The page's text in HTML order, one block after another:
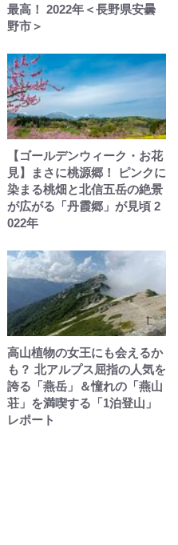
最高！ 2022年＜長野県安曇
野市＞
【ゴールデンウィーク・お花
見】まさに桃源郷！ ピンクに
染まる桃畑と北信五岳の絶景
が広がる「丹霞郷」が見頃 2
022年
高山植物の女王にも会えるか
も？ 北アルプス屈指の人気を
誇る「燕岳」＆憧れの「燕山
荘」を満喫する「1泊登山」
レポート